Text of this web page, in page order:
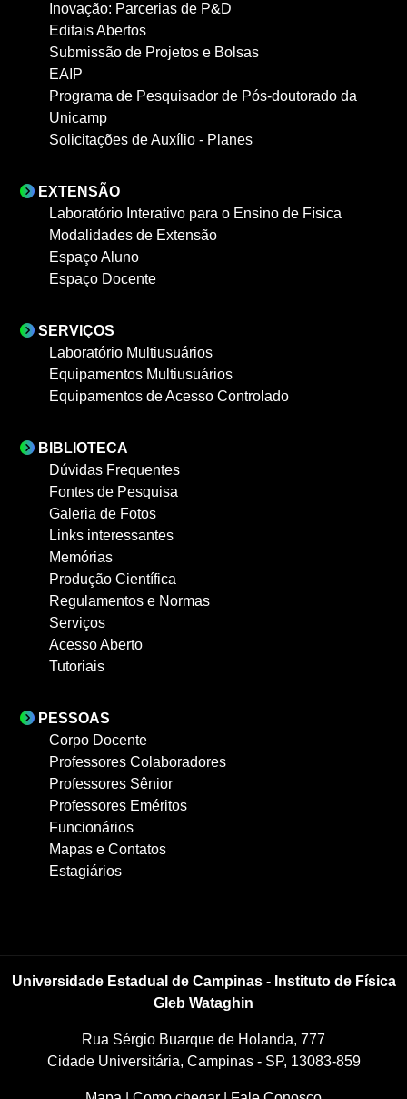
Inovação: Parcerias de P&D
Editais Abertos
Submissão de Projetos e Bolsas
EAIP
Programa de Pesquisador de Pós-doutorado da
Unicamp
Solicitações de Auxílio - Planes
EXTENSÃO
Laboratório Interativo para o Ensino de Física
Modalidades de Extensão
Espaço Aluno
Espaço Docente
SERVIÇOS
Laboratório Multiusuários
Equipamentos Multiusuários
Equipamentos de Acesso Controlado
BIBLIOTECA
Dúvidas Frequentes
Fontes de Pesquisa
Galeria de Fotos
Links interessantes
Memórias
Produção Científica
Regulamentos e Normas
Serviços
Acesso Aberto
Tutoriais
PESSOAS
Corpo Docente
Professores Colaboradores
Professores Sênior
Professores Eméritos
Funcionários
Mapas e Contatos
Estagiários
Universidade Estadual de Campinas - Instituto de Física
Gleb Wataghin
Rua Sérgio Buarque de Holanda, 777
Cidade Universitária, Campinas - SP, 13083-859